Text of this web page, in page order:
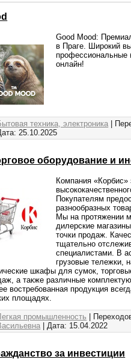
Good Mood:
в Праге. Широкий
профессиональные
онлайн!
техника, электроника |
25.10.2025
оборудование и
Компания «Корбис»
Покупателям
разнообразных
Мы на протяжении
дилерские
точки продаж.
тщательно
специалистами. В
грузовые тележки,
шкафы для сумок,
а также различные
востребованная продукция
площадях.
промышленность |
| Дата: 15.04.2022
за инвестиции